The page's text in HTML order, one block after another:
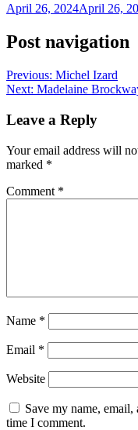
April 26, 2024April 26,
Post navigation
Previous: Michel Izard
Next: Madelaine
Leave a Reply
Your email address will
marked *
Comment *
Name *
Email *
Website
Save my name,
time I comment.